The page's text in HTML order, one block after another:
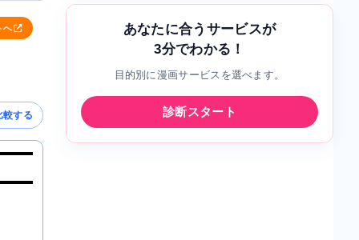
へ
較する
あなたに合うサービスが
3分でわかる！
目的別に漫画サービスを選べます。
診断スタート